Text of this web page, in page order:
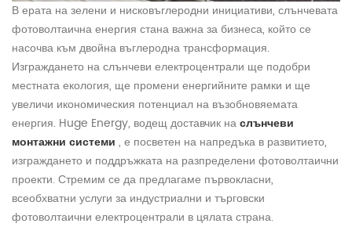
В ерата на зелени и нисковъглеродни инициативи, слънчевата
фотоволтаична енергия стана важна за бизнеса, който се
насочва към двойна въглеродна трансформация.
Изграждането на слънчеви електроцентрали ще подобри
местната екология, ще промени енергийните рамки и ще
увеличи икономическия потенциал на възобновяемата
енергия. Huge Energy, водещ доставчик наслънчеви
монтажни системи , е посветен на напредъка в развитието,
изграждането и поддръжката на разпределени фотоволтаични
проекти. Стремим се да предлагаме първокласни,
всеобхватни услуги за индустриални и търговски
фотоволтаични електроцентрали в цялата страна.